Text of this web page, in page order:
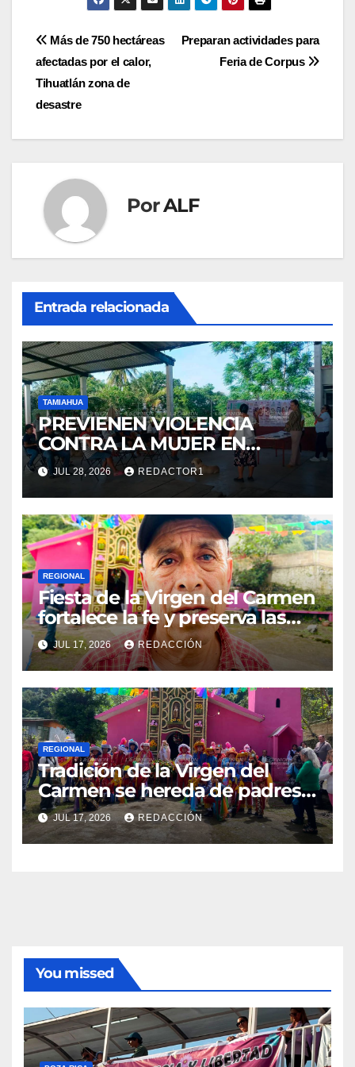
Navegación
de
entradas
Preparan actividades para
Feria de Corpus
Más de 750 hectáreas
afectadas por el calor,
Tihuatlán zona de
desastre
PorALF
Entrada relacionada
TAMIAHUA
PREVIENEN VIOLENCIA
CONTRA LA MUJER EN
COMUNIDADES
JUL 28, 2026 REDACTOR1
REGIONAL
Fiesta de la Virgen del Carmen
fortalece la fe y preserva las
tradiciones en El Esquilón
JUL 17, 2026 REDACCIÓN
REGIONAL
Tradición de la Virgen del
Carmen se hereda de padres a
hijos en El Esquilón, Jilotepec
JUL 17, 2026 REDACCIÓN
You missed